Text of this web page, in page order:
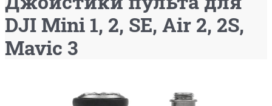
DJI Mini 1, 2, SE, Air 2, 2S,
Mavic 3